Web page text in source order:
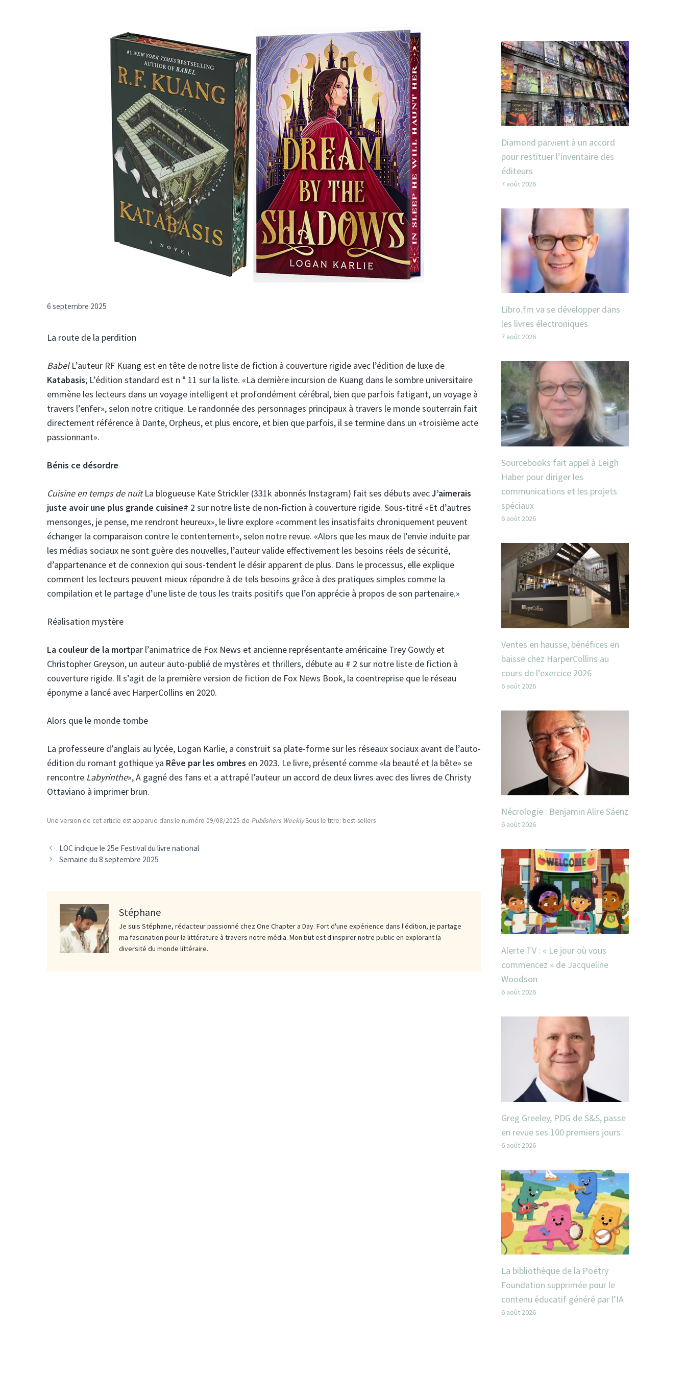
6 septembre 2025
La route de la perdition
Babel L’auteur RF Kuang est en tête de notre liste de fiction à couverture rigide avec l’édition de luxe de
Katabasis; L’édition standard est n ° 11 sur la liste. «La dernière incursion de Kuang dans le sombre universitaire
emmène les lecteurs dans un voyage intelligent et profondément cérébral, bien que parfois fatigant, un voyage à
travers l’enfer», selon notre critique. Le randonnée des personnages principaux à travers le monde souterrain fait
directement référence à Dante, Orpheus, et plus encore, et bien que parfois, il se termine dans un «troisième acte
passionnant».
Bénis ce désordre
Cuisine en temps de nuitLa blogueuse Kate Strickler (331k abonnés Instagram) fait ses débuts avecJ’aimerais
juste avoir une plus grande cuisine# 2 sur notre liste de non-fiction à couverture rigide. Sous-titré «Et d’autres
mensonges, je pense, me rendront heureux», le livre explore «comment les insatisfaits chroniquement peuvent
échanger la comparaison contre le contentement», selon notre revue. «Alors que les maux de l’envie induite par
les médias sociaux ne sont guère des nouvelles, l’auteur valide effectivement les besoins réels de sécurité,
d’appartenance et de connexion qui sous-tendent le désir apparent de plus. Dans le processus, elle explique
comment les lecteurs peuvent mieux répondre à de tels besoins grâce à des pratiques simples comme la
compilation et le partage d’une liste de tous les traits positifs que l’on apprécie à propos de son partenaire.»
Réalisation mystère
La couleur de la mortpar l’animatrice de Fox News et ancienne représentante américaine Trey Gowdy et
Christopher Greyson, un auteur auto-publié de mystères et thrillers, débute au # 2 sur notre liste de fiction à
couverture rigide. Il s’agit de la première version de fiction de Fox News Book, la coentreprise que le réseau
éponyme a lancé avec HarperCollins en 2020.
Alors que le monde tombe
La professeure d’anglais au lycée, Logan Karlie, a construit sa plate-forme sur les réseaux sociaux avant de l’auto-
édition du romant gothique ya Rêve par les ombres en 2023. Le livre, présenté comme «la beauté et la bête» se
rencontre Labyrinthe», A gagné des fans et a attrapé l’auteur un accord de deux livres avec des livres de Christy
Ottaviano à imprimer brun.
Une version de cet article est apparue dans le numéro 09/08/2025 de Publishers WeeklySous le titre: best-sellers
LOC indique le 25e Festival du livre national
Semaine du 8 septembre 2025
Stéphane
Je suis Stéphane, rédacteur passionné chez One Chapter a Day. Fort d'une expérience dans l'édition, je partage
ma fascination pour la littérature à travers notre média. Mon but est d'inspirer notre public en explorant la
diversité du monde littéraire.
Diamond parvient à un accord
pour restituer l’inventaire des
éditeurs
7 août 2026
Libro.fm va se développer dans
les livres électroniques
7 août 2026
Sourcebooks fait appel à Leigh
Haber pour diriger les
communications et les projets
spéciaux
6 août 2026
Ventes en hausse, bénéfices en
baisse chez HarperCollins au
cours de l’exercice 2026
6 août 2026
Nécrologie : Benjamin Alire Sáenz
6 août 2026
Alerte TV : « Le jour où vous
commencez » de Jacqueline
Woodson
6 août 2026
Greg Greeley, PDG de S&S, passe
en revue ses 100 premiers jours
6 août 2026
La bibliothèque de la Poetry
Foundation supprimée pour le
contenu éducatif généré par l’IA
6 août 2026